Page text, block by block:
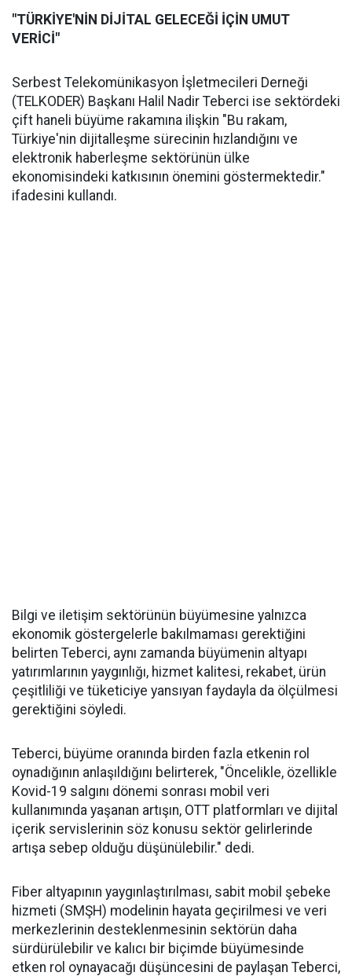
"TÜRKİYE'NİN DİJİTAL GELECEĞİ İÇİN UMUT
VERİCİ"
Serbest Telekomünikasyon İşletmecileri Derneği
(TELKODER) Başkanı Halil Nadir Teberci ise sektördeki
çift haneli büyüme rakamına ilişkin "Bu rakam,
Türkiye'nin dijitalleşme sürecinin hızlandığını ve
elektronik haberleşme sektörünün ülke
ekonomisindeki katkısının önemini göstermektedir."
ifadesini kullandı.
Bilgi ve iletişim sektörünün büyümesine yalnızca
ekonomik göstergelerle bakılmaması gerektiğini
belirten Teberci, aynı zamanda büyümenin altyapı
yatırımlarının yaygınlığı, hizmet kalitesi, rekabet, ürün
çeşitliliği ve tüketiciye yansıyan faydayla da ölçülmesi
gerektiğini söyledi.
Teberci, büyüme oranında birden fazla etkenin rol
oynadığının anlaşıldığını belirterek, "Öncelikle, özellikle
Kovid-19 salgını dönemi sonrası mobil veri
kullanımında yaşanan artışın, OTT platformları ve dijital
içerik servislerinin söz konusu sektör gelirlerinde
artışa sebep olduğu düşünülebilir." dedi.
Fiber altyapının yaygınlaştırılması, sabit mobil şebeke
hizmeti (SMŞH) modelinin hayata geçirilmesi ve veri
merkezlerinin desteklenmesinin sektörün daha
sürdürülebilir ve kalıcı bir biçimde büyümesinde
etken rol oynayacağı düşüncesini de paylaşan Teberci,